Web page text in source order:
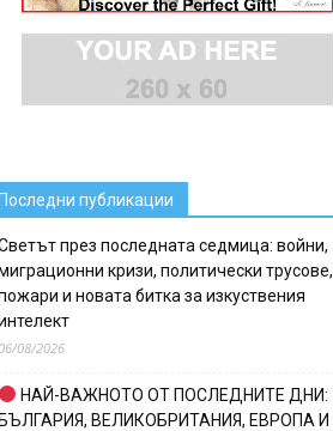
публикации
през последната седмица: войни,
кризи, политически трусове,
и новата битка за изкуствения
08/2026
НАЙ-ВАЖНОТО ОТ ПОСЛЕДНИТЕ ДНИ:
ВЕЛИКОБРИТАНИЯ, ЕВРОПА И